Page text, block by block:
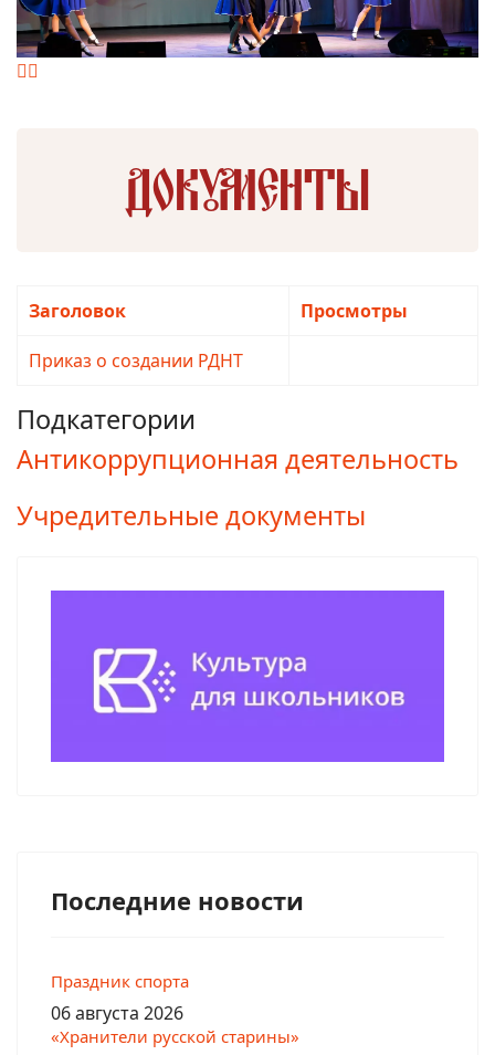
Документы
Заголовок Просмотры
Приказ о создании РДНТ
Подкатегории
Антикоррупционная деятельность
Учредительные документы
Последние новости
Праздник спорта
06 августа 2026
«Хранители русской старины»